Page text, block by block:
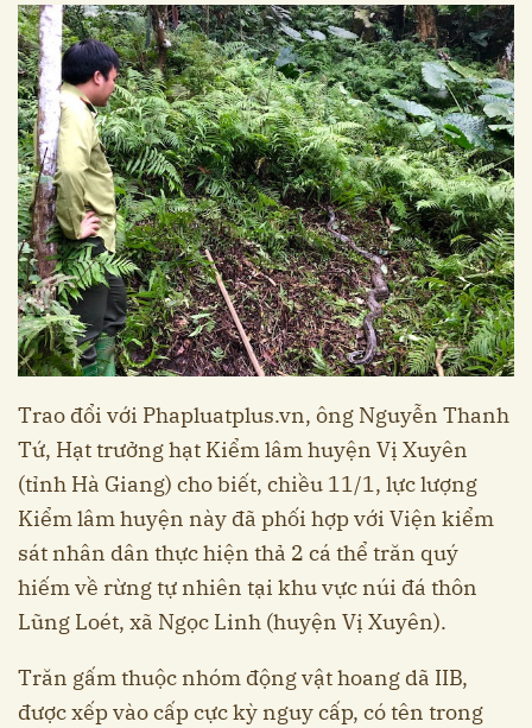
Trao đổi với Phapluatplus.vn, ông Nguyễn Thanh
Tứ, Hạt trưởng hạt Kiểm lâm huyện Vị Xuyên
(tỉnh Hà Giang) cho biết, chiều 11/1, lực lượng
Kiểm lâm huyện này đã phối hợp với Viện kiểm
sát nhân dân thực hiện thả 2 cá thể trăn quý
hiếm về rừng tự nhiên tại khu vực núi đá thôn
Lũng Loét, xã Ngọc Linh (huyện Vị Xuyên).
Trăn gấm thuộc nhóm động vật hoang dã IIB,
được xếp vào cấp cực kỳ nguy cấp, có tên trong